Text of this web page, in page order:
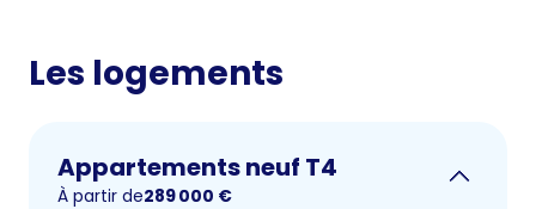
Les logements
Appartements neuf T4
À partir de289 000 €